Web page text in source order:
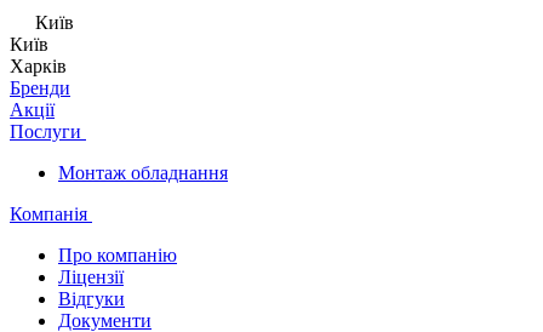
Київ
Київ
Харків
Бренди
Акції
Послуги
Монтаж обладнання
Компанія
Про компанію
Ліцензії
Відгуки
Документи